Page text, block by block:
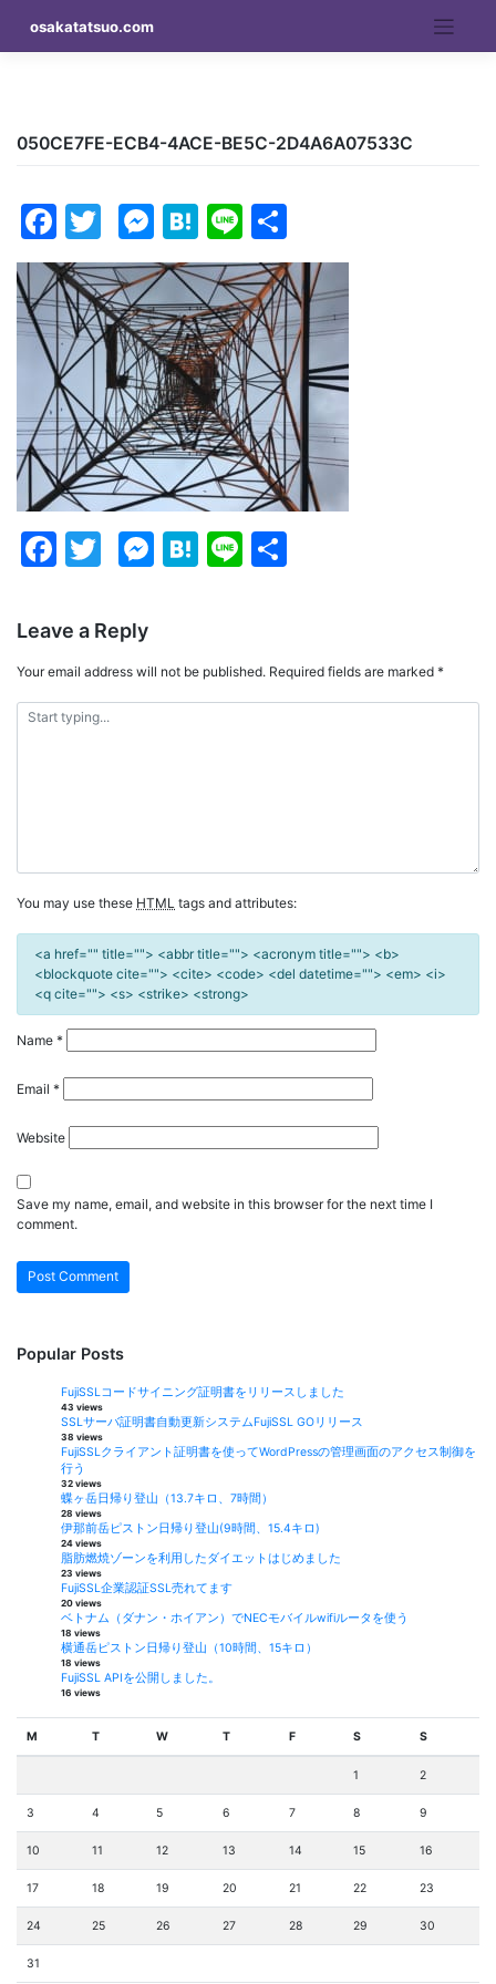
content
osakatatsuo.com
050CE7FE-ECB4-4ACE-BE5C-2D4A6A07533C
Facebook
Twitter
Messenger
Hatena
Line
Facebook
Twitter
Messenger
Hatena
Line
Leave a Reply
Your email address will not be published. Required fields are marked *
You may use these HTML tags and attributes:
<a href="" title=""> <abbr title=""> <acronym title=""> <b>
<blockquote cite=""> <cite> <code> <del datetime=""> <em> <i>
<q cite=""> <s> <strike> <strong>
Name *
Email *
Website
Save my name, email, and website in this browser for the next time I
comment.
Popular Posts
FujiSSLコードサイニング証明書をリリースしました
43 views
SSLサーバ証明書自動更新システムFujiSSL GOリリース
38 views
FujiSSLクライアント証明書を使ってWordPressの管理画面のアクセス制御を
行う
32 views
蝶ヶ岳日帰り登山（13.7キロ、7時間）
28 views
伊那前岳ピストン日帰り登山(9時間、15.4キロ)
24 views
脂肪燃焼ゾーンを利用したダイエットはじめました
23 views
FujiSSL企業認証SSL売れてます
20 views
ベトナム（ダナン・ホイアン）でNECモバイルwifiルータを使う
18 views
横通岳ピストン日帰り登山（10時間、15キロ）
18 views
FujiSSL APIを公開しました。
16 views
M T W T F S S
1 2
3 4 5 6 7 8 9
10 11 12 13 14 15 16
17 18 19 20 21 22 23
24 25 26 27 28 29 30
31